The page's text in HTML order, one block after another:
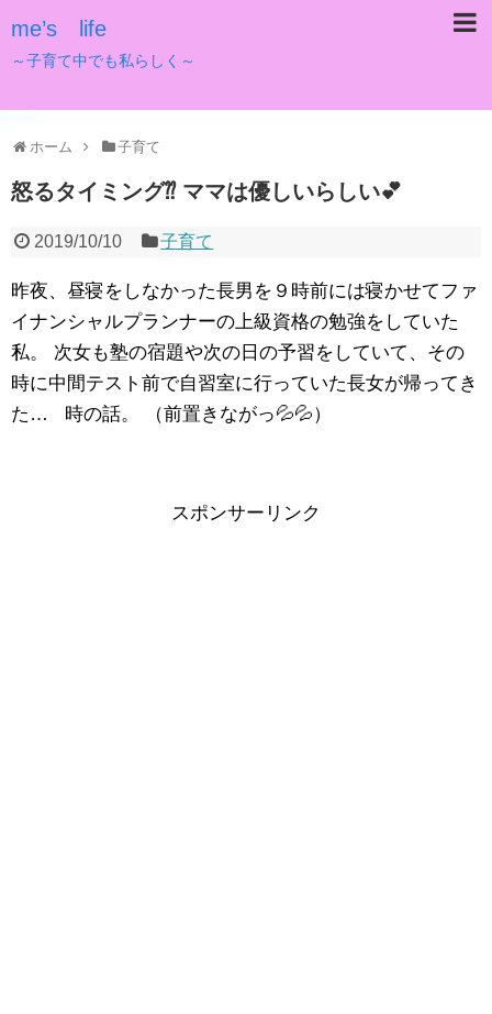
me’s life
～子育て中でも私らしく～
ホーム 子育て
怒るタイミング⁇ ママは優しいらしい💕
2019/10/10 子育て
昨夜、昼寝をしなかった長男を９時前には寝かせてファ
イナンシャルプランナーの上級資格の勉強をしていた
私。 次女も塾の宿題や次の日の予習をしていて、その
時に中間テスト前で自習室に行っていた長女が帰ってき
た… 時の話。 （前置きながっ💦💦）
スポンサーリンク